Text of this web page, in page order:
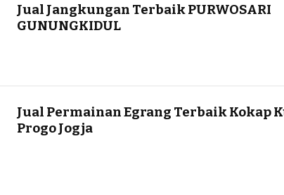
Jual Jangkungan Terbaik PURWOSARI
GUNUNGKIDUL
Jual Permainan Egrang Terbaik Kokap
Progo Jogja